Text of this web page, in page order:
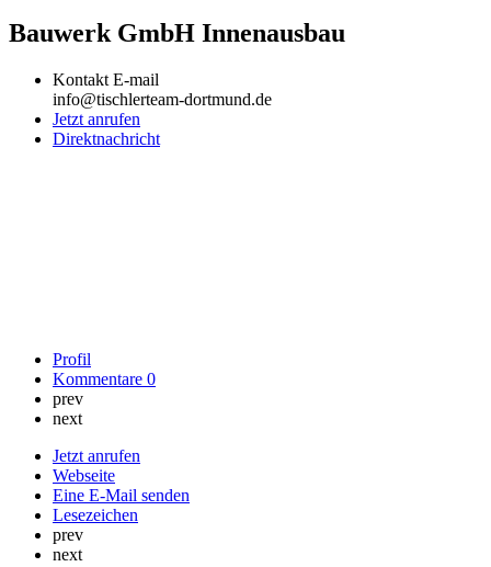
Bauwerk GmbH Innenausbau
Kontakt E-mail
info@tischlerteam-dortmund.de
Jetzt anrufen
Direktnachricht
Profil
Kommentare 0
prev
next
Jetzt anrufen
Webseite
Eine E-Mail senden
Lesezeichen
prev
next